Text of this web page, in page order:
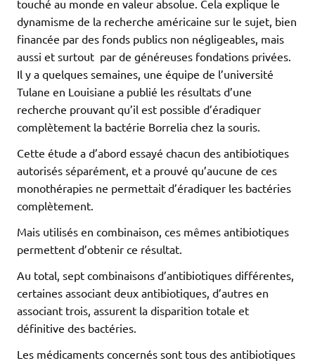
touché au monde en valeur absolue. Cela explique le
dynamisme de la recherche américaine sur le sujet, bien
financée par des fonds publics non négligeables, mais
aussi et surtout par de généreuses fondations privées.
Il y a quelques semaines, une équipe de l’université
Tulane en Louisiane a publié les résultats d’une
recherche prouvant qu’il est possible d’éradiquer
complètement la bactérie Borrelia chez la souris.
Cette étude a d’abord essayé chacun des antibiotiques
autorisés séparément, et a prouvé qu’aucune de ces
monothérapies ne permettait d’éradiquer les bactéries
complètement.
Mais utilisés en combinaison, ces mêmes antibiotiques
permettent d’obtenir ce résultat.
Au total, sept combinaisons d’antibiotiques différentes,
certaines associant deux antibiotiques, d’autres en
associant trois, assurent la disparition totale et
définitive des bactéries.
Les médicaments concernés sont tous des antibiotiques